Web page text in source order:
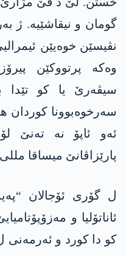
گومان و نیقاشێیە. ژ
نڤیسێن خوەیێن
وەکە پرتووکێن
سیڤەرێ یا کو
سەرخوەبوونا کوردان
ئەو ئاپۆ نە تەنێ
پارێزاڤانێ میساقا
ل گۆری ئۆجالان
ئاناتۆلیا و
کو دا کورد و ئەرمەنی